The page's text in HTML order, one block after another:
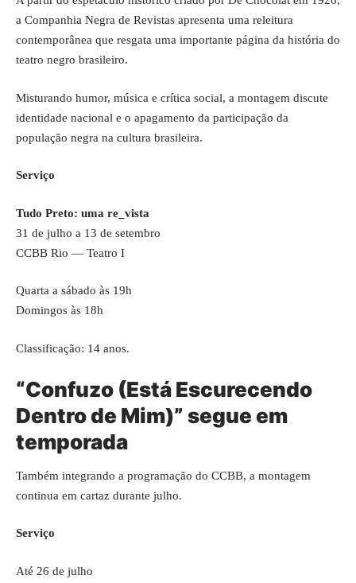
a Companhia Negra de Revistas apresenta uma releitura
contemporânea que resgata uma importante página da história do
teatro negro brasileiro.
Misturando humor, música e crítica social, a montagem discute
identidade nacional e o apagamento da participação da
população negra na cultura brasileira.
Serviço
Tudo Preto: uma re_vista
31 de julho a 13 de setembro
CCBB Rio — Teatro I
Quarta a sábado às 19h
Domingos às 18h
Classificação: 14 anos.
“Confuzo (Está Escurecendo
Dentro de Mim)” segue em
temporada
Também integrando a programação do CCBB, a montagem
continua em cartaz durante julho.
Serviço
Até 26 de julho